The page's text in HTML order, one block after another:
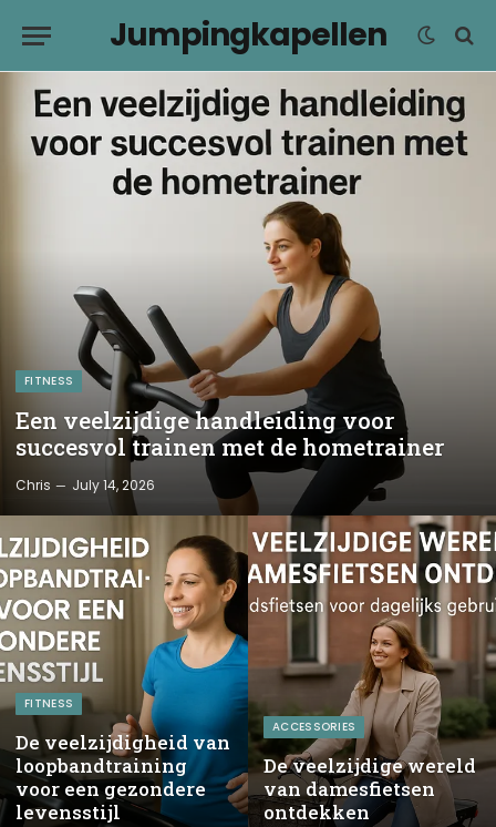
Jumpingkapellen
FITNESS
Een veelzijdige handleiding voor
succesvol trainen met de hometrainer
Chris July 14, 2026
FITNESS
De veelzijdigheid van
loopbandtraining
voor een gezondere
levensstijl
ACCESSORIES
De veelzijdige wereld
van damesfietsen
ontdekken